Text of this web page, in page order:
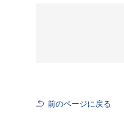
前のページに戻る